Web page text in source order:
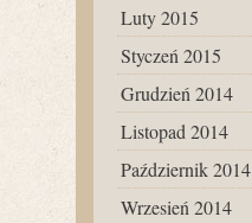
Luty 2015
Styczeń 2015
Grudzień 2014
Listopad 2014
Październik 2014
Wrzesień 2014